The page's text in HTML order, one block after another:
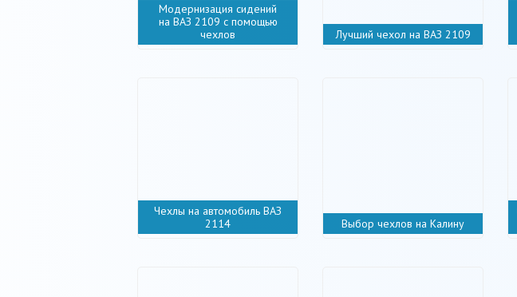
Модернизация сидений
на ВАЗ 2109 с помощью
чехлов
Лучший чехол на ВАЗ 2109
Чехлы на автомобиль ВАЗ
2114
Выбор чехлов на Калину